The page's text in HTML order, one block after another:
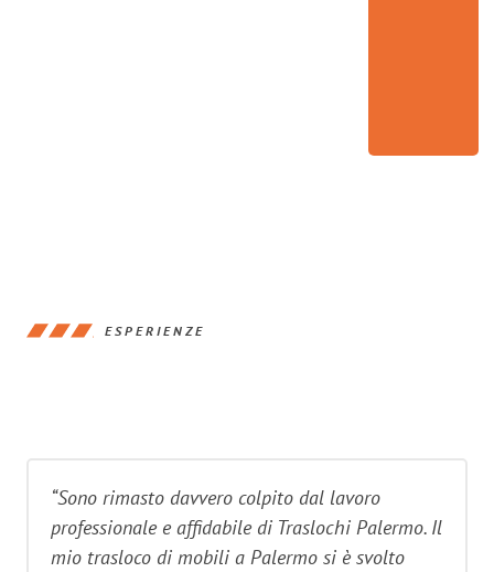
ESPERIENZE
“Sono rimasto davvero colpito dal lavoro
professionale e affidabile di Traslochi Palermo. Il
mio trasloco di mobili a Palermo si è svolto